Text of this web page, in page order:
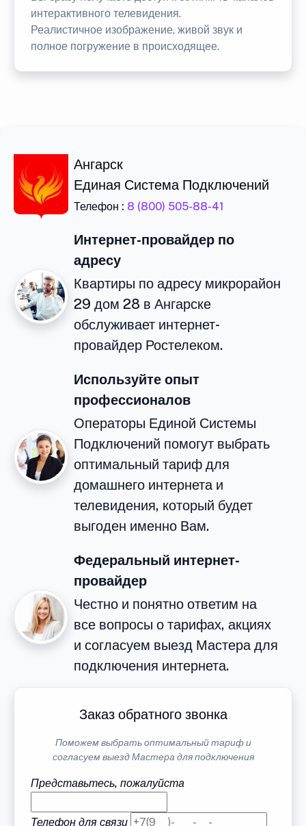
интерактивного телевидения.
Реалистичное изображение, живой звук и
полное погружение в происходящее.
Ангарск
Единая Система Подключений
Телефон : 8 (800) 505-88-41
Интернет-провайдер по
адресу
Квартиры по адресу микрорайон
29 дом 28 в Ангарске
обслуживает интернет-
провайдер Ростелеком.
Используйте опыт
профессионалов
Операторы Единой Системы
Подключений помогут выбрать
оптимальный тариф для
домашнего интернета и
телевидения, который будет
выгоден именно Вам.
Федеральный интернет-
провайдер
Честно и понятно ответим на
все вопросы о тарифах, акциях
и согласуем выезд Мастера для
подключения интернета.
Заказ обратного звонка
Поможем выбрать оптимальный тариф и
согласуем выезд Мастера для подключения
Представьтесь, пожалуйста
Телефон для связи